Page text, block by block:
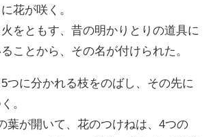
ENGLISH
花が咲く。
をともす、昔の明かりとりの道具に
ことから、その名が付けられた。
つに分かれる枝をのばし、その先に
。
葉が開いて、花のつけねは、4つの